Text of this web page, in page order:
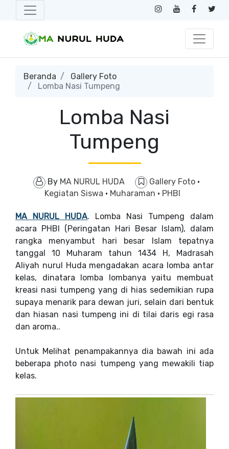
Beranda
Gallery Foto
Lomba Nasi Tumpeng
Lomba Nasi
Tumpeng
By MA NURUL HUDA Gallery Foto ·
Kegiatan Siswa · Muharaman · PHBI
MA NURUL HUDA. Lomba Nasi Tumpeng dalam
acara PHBI (Peringatan Hari Besar Islam), dalam
rangka menyambut hari besar Islam tepatnya
tanggal 10 Muharam tahun 1434 H, Madrasah
Aliyah nurul Huda mengadakan acara lomba antar
kelas, dinatara lomba lombanya yaitu membuat
kreasi nasi tumpeng yang di hias sedemikian rupa
supaya menarik para dewan juri, selain dari bentuk
dan hiasan nasi tumpeng ini di tilai daris egi rasa
dan aroma..
Untuk Melihat penampakannya dia bawah ini ada
beberapa photo nasi tumpeng yang mewakili tiap
kelas.